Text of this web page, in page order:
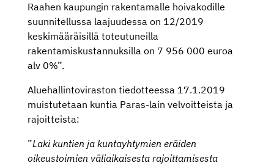
Raahen kaupungin rakentamalle hoivakodille
suunnitellussa laajuudessa on 12/2019
keskimääräisillä toteutuneilla
rakentamiskustannuksilla on 7 956 000 euroa
alv 0%”.
Aluehallintoviraston tiedotteessa 17.1.2019
muistutetaan kuntia Paras-lain velvoitteista ja
rajoitteista:
”Laki kuntien ja kuntayhtymien eräiden
oikeustoimien väliaikaisesta rajoittamisesta